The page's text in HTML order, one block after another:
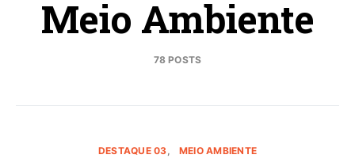
Meio Ambiente
78 POSTS
DESTAQUE 03 MEIO AMBIENTE